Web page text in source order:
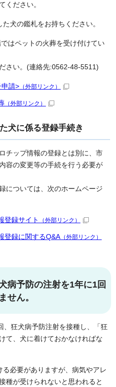
ください。
犬の鑑札をお持ちください。
はペットの火葬を受け付けてい
さい。(連絡先:0562-48-5511)
請> （外部リンク）
（外部リンク）
犬に係る登録手続き
チップ情報の登録とは別に、市
容の変更等の手続を行う必要が
については、次のホームページ
登録サイト （外部リンク）
登録に関するQ&A （外部リンク）
病予防の注射を1年に1回
せん。
、狂犬病予防注射を接種し、「狂
て、犬に着けておかなければな
必要がありますが、病気やアレ
種が受けられないと思われると